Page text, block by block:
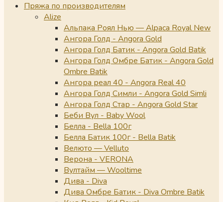
Пряжа по производителям
Alize
Альпака Роял Нью — Alpaca Royal New
Ангора Голд - Angora Gold
Ангора Голд Батик - Angora Gold Batik
Ангора Голд Омбре Батик - Angora Gold
Ombre Batik
Ангора реал 40 - Angora Real 40
Ангора Голд Симли - Angora Gold Simli
Ангора Голд Стар - Angora Gold Star
Беби Вул - Baby Wool
Белла - Bella 100г
Белла Батик 100г - Bella Batik
Велюто — Velluto
Верона - VERONA
Вултайм — Wooltime
Дива - Diva
Дива Омбре Батик - Diva Ombre Batik